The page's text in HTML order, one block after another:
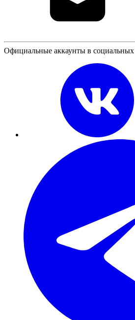
Официальные аккаунты в социальных